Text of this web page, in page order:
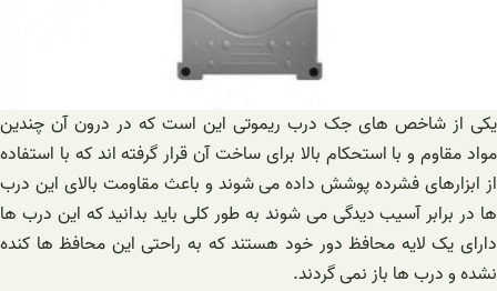
یکی از شاخص های جک درب ریموتی این است که در درون آن چندین
مواد مقاوم و با استحکام بالا برای ساخت آن قرار گرفته اند که با استفاده
از ابزارهای فشرده پوشش داده می شوند و باعث مقاومت بالای این درب
ها در برابر آسیب دیدگی می شوند به طور کلی باید بدانید که این درب ها
دارای یک لایه محافظ دور خود هستند که به راحتی این محافظ ها کنده
نشده و درب ها باز نمی گردند.